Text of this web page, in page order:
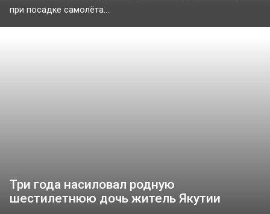
при посадке самолёта....
Три года насиловал родную
шестилетнюю дочь житель Якутии